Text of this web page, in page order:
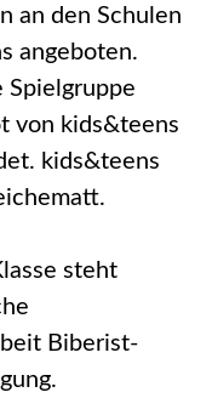
an den Schulen
angeboten.
Spielgruppe
von kids&teens
kids&teens
steht
Biberist-